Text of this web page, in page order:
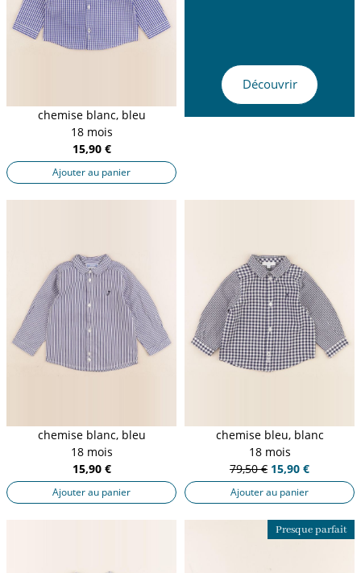
chemise blanc, bleu
18 mois
15,90 €
Ajouter au panier
chemise blanc, bleu
18 mois
15,90 €
Ajouter au panier
chemise bleu, blanc
18 mois
79,50 € 15,90 €
Ajouter au panier
Presque parfait
Découvrir